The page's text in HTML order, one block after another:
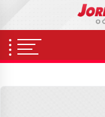
content